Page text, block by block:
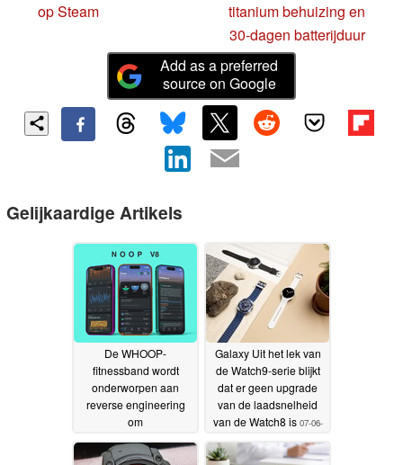
op Steam
titanium behuizing en
30-dagen batterijduur
Add as a preferred
source on Google
Gelijkaardige Artikels
De WHOOP-
fitnessband wordt
onderworpen aan
reverse engineering
om
een hak te zetten
30-07-
Galaxy Uit het lek van
de Watch9-serie blijkt
dat er geen upgrade
van de laadsnelheid
van de Watch8 is 07-06-